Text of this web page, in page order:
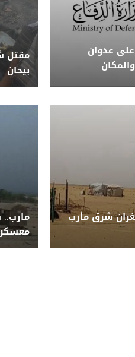
عدوان
بيحان
شرق مأرب